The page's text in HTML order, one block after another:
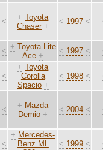
< + Toyota
Chaser +
< 1997 <
< + Toyota Lite
Ace +
< 1997 <
<
+ Toyota
Corolla
Spacio +
< 1998 <
< + Mazda
Demio +
< 2004 <
<
+ Mercedes-
Benz ML
< 1999 <